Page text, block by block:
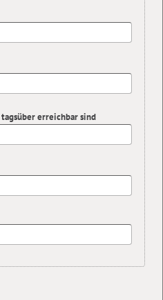
erreichbar sind